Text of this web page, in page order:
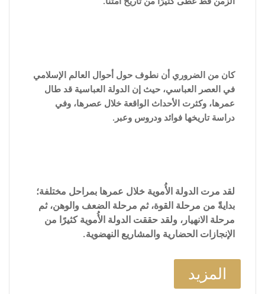
كان من الضروري أن نطوف حول أحوال العالم الإسلامي
في العصر العباسي، حيث إن الدولة العباسية قد طال
عمرها، وكثرت الأحداث الواقعة خلال عصرها، وفي
دراسة تاريخها فوائد ودروس وعبر.
لقد مرت الدولة الأُموية خلال عمرها بمراحل مختلفة؛
بدايةً من مرحلة القوة، ثم مرحلة الضعف والوهن، ثم
مرحلة الانهيار، ولقد حققت الدولة الأُموية كثيرًا من
الإنجازات الحضارية والمشاريع النهضوية.
المزيد